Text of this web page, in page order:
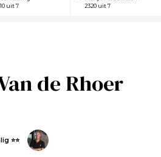
uit 7
2320 uit 7
de Rhoer
⭐⭐